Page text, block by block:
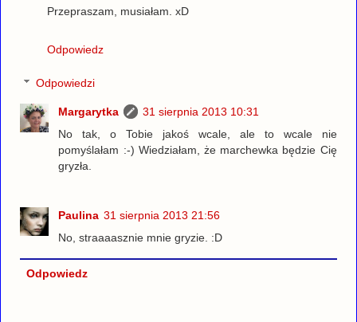
Przepraszam, musiałam. xD
Odpowiedz
Odpowiedzi
Margarytka
31 sierpnia 2013 10:31
No tak, o Tobie jakoś wcale, ale to wcale nie
pomyślałam :-) Wiedziałam, że marchewka będzie Cię
gryzła.
Paulina 31 sierpnia 2013 21:56
No, straaaasznie mnie gryzie. :D
Odpowiedz